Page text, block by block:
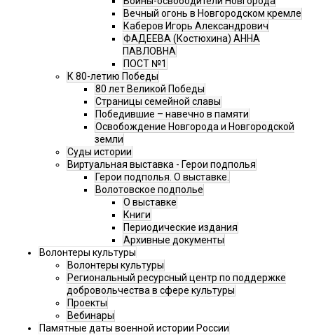
Вечный огонь в Новгородском кремле
Каберов Игорь Александрович
ФАДЕЕВА (Костюхина) АННА
ПАВЛОВНА
ПОСТ №1
К 80-летию Победы
80 лет Великой Победы
Страницы семейной славы
Победившие – навечно в памяти
Освобождение Новгорода и Новгородской
земли
Суды истории
Виртуальная выставка - Герои подполья
Герои подполья. О выставке.
Волотовское подполье
О выставке
Книги
Периодические издания
Архивные документы
Волонтеры культуры
Волонтеры культуры
Региональный ресурсный центр по поддержке
добровольчества в сфере культуры
Проекты
Вебинары
Памятные даты военной истории России